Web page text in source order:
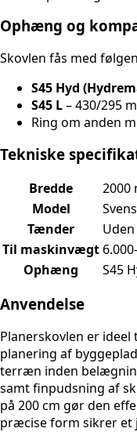
Ophæng og
Skovlen fås med
S45 Hyd
S45 L– 430/295
Ring om anden
Tekniske
Bredde
2000
Model
Tænder
Til maskinvægt
Ophæng
S45
Anvendelse
Planerskovlen er
planering af
terræn inden
samt finpudsning af
på 200 cm gør den
præcise form sikrer